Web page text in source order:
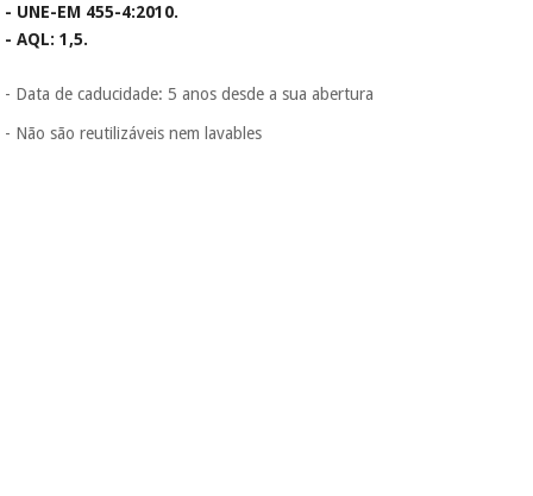
- UNE-EM 455-4:2010.
- AQL: 1,5.
- Data de caducidade: 5 anos desde a sua abertura
- Não são reutilizáveis nem lavables